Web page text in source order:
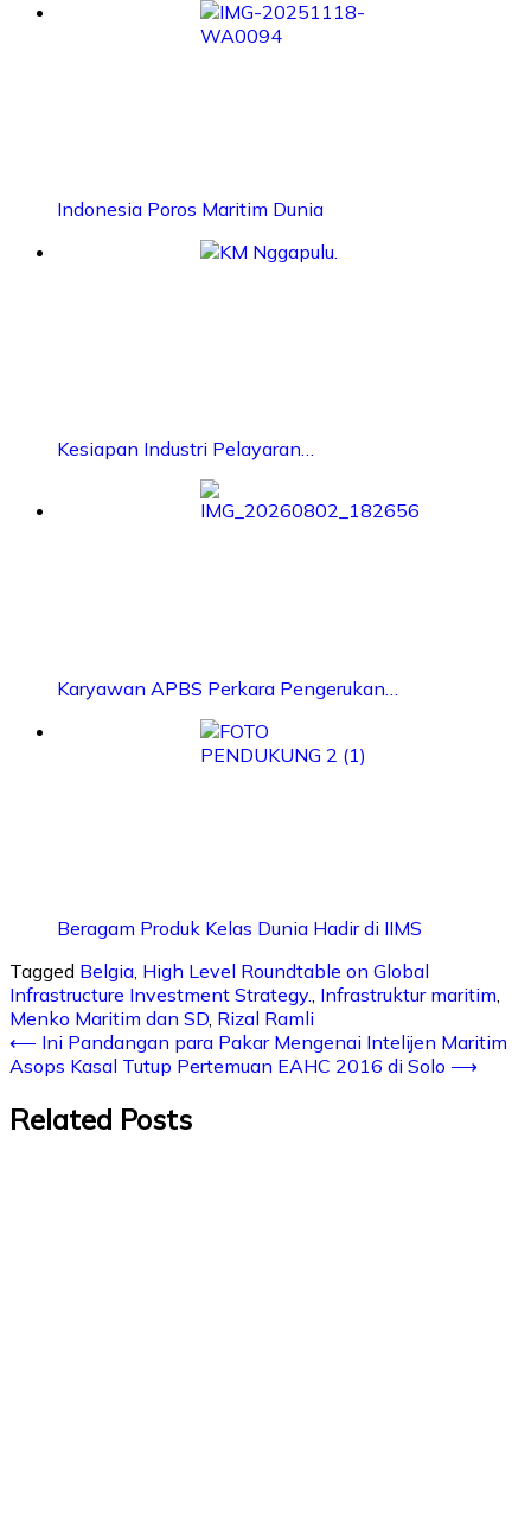
Indonesia Poros Maritim Dunia
Kesiapan Industri Pelayaran…
Karyawan APBS Perkara Pengerukan…
Beragam Produk Kelas Dunia Hadir di IIMS
Tagged Belgia, High Level Roundtable on Global
Infrastructure Investment Strategy., Infrastruktur maritim,
Menko Maritim dan SD, Rizal Ramli
⟵ Ini Pandangan para Pakar Mengenai Intelijen Maritim
Asops Kasal Tutup Pertemuan EAHC 2016 di Solo ⟶
Related Posts